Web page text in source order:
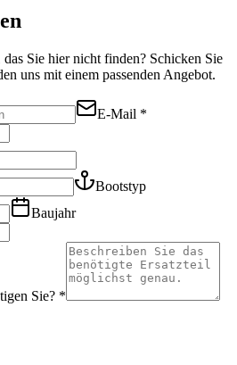
Sie hier nicht finden? Schicken Sie
uns mit einem passenden Angebot.
E-Mail *
Bootstyp
Baujahr
Sie? *